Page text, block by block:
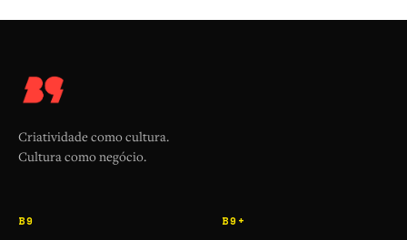
Criatividade como cultura.
Cultura como negócio.
B9 B9+